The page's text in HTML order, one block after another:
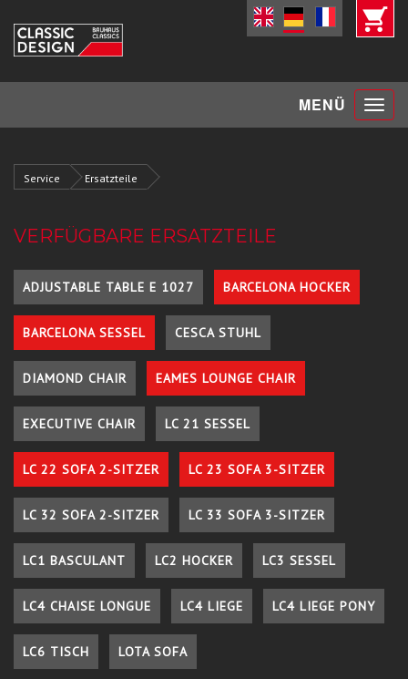
MENÜ Toggle
Service Ersatzteile
VERFÜGBARE ERSATZTEILE
ADJUSTABLE TABLE E 1027 BARCELONA HOCKER
BARCELONA SESSEL CESCA STUHL
DIAMOND CHAIR EAMES LOUNGE CHAIR
EXECUTIVE CHAIR LC 21 SESSEL
LC 22 SOFA 2-SITZER LC 23 SOFA 3-SITZER
LC 32 SOFA 2-SITZER LC 33 SOFA 3-SITZER
LC1 BASCULANT LC2 HOCKER LC3 SESSEL
LC4 CHAISE LONGUE LC4 LIEGE LC4 LIEGE PONY
LC6 TISCH LOTA SOFA